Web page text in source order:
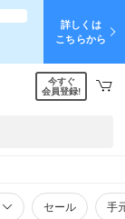
詳しくは
こちらから
今すぐ
会員登録!
セール 手